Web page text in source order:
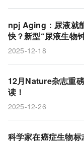
npj Aging：尿液就
快？新型“尿液生物
2025-12-18
12月Nature杂志重
读！
2025-12-26
科学家在癌症生物